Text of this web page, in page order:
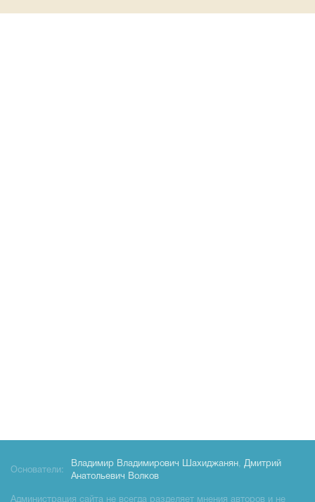
Основатели:
Владимир Владимирович Шахиджанян, Дмитрий
Анатольевич Волков
Администрация сайта не всегда разделяет мнения авторов и не